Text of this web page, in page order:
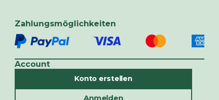
Zahlungsmöglichkeiten
Account
Konto erstellen
Anmelden